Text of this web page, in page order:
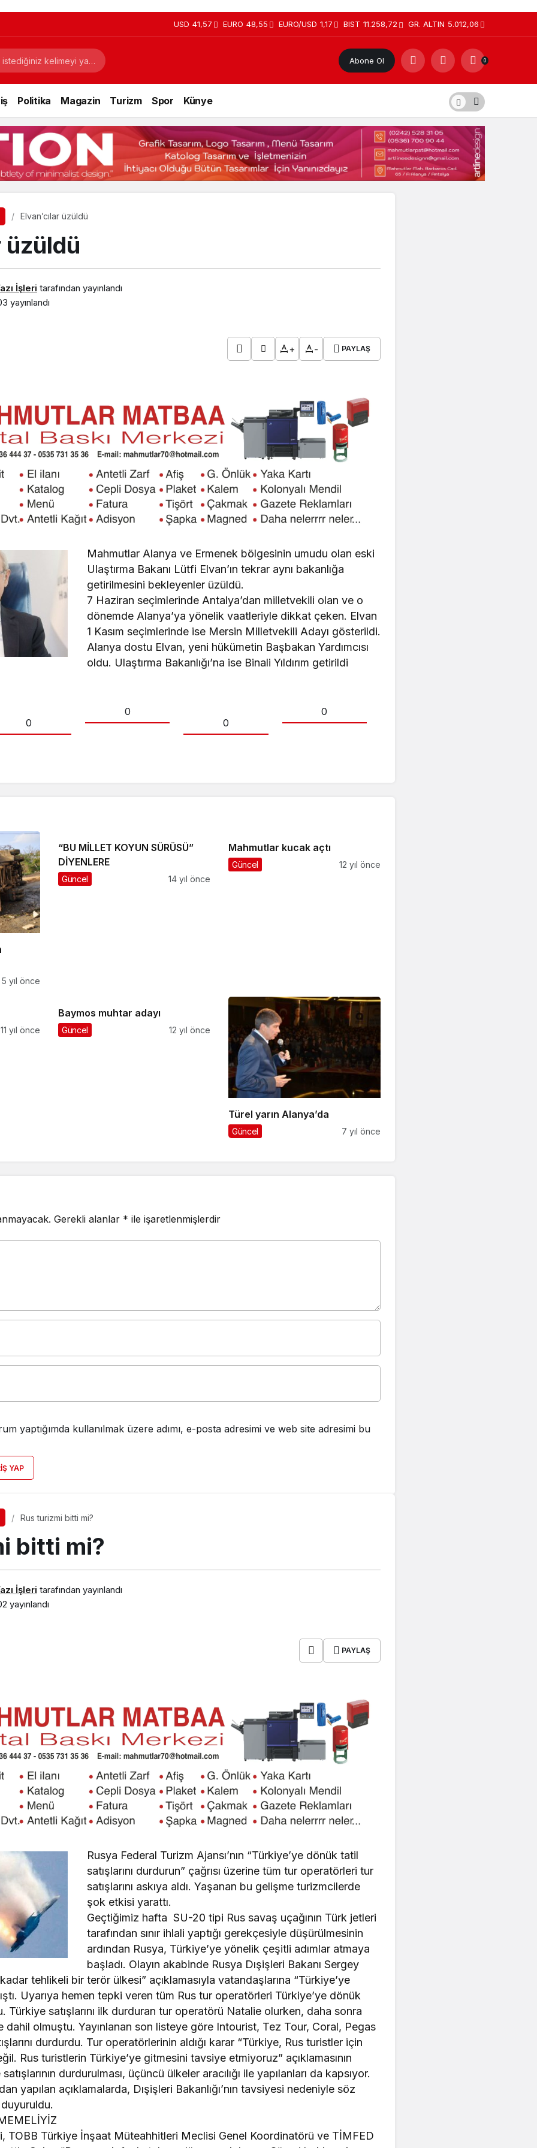
USD 41,57 EURO 48,55 EURO/USD 1,17 BIST 11.258,72 GR. ALTIN 5.012,06
Abone Ol 0
Politika Magazin Turizm Spor Künye
Elvan’cılar üzüldü
üzüldü
İşleri tarafından yayınlandı
yayınlandı
+ - PAYLAŞ
Mahmutlar Alanya ve Ermenek bölgesinin umudu olan eski
Ulaştırma Bakanı Lütfi Elvan’ın tekrar aynı bakanlığa
getirilmesini bekleyenler üzüldü.
7 Haziran seçimlerinde Antalya’dan milletvekili olan ve o
dönemde Alanya’ya yönelik vaatleriyle dikkat çeken. Elvan
1 Kasım seçimlerinde ise Mersin Milletvekili Adayı gösterildi.
Alanya dostu Elvan, yeni hükümetin Başbakan Yardımcısı
oldu. Ulaştırma Bakanlığı’na ise Binali Yıldırım getirildi
0 0 0
0
5 yıl önce
“BU MİLLET KOYUN SÜRÜSÜ”
DİYENLERE
Güncel 14 yıl önce
Mahmutlar kucak açtı
Güncel 12 yıl önce
11 yıl önce
Baymos muhtar adayı
Güncel 12 yıl önce
Türel yarın Alanya’da
Güncel 7 yıl önce
Gerekli alanlar * ile işaretlenmişlerdir
yaptığımda kullanılmak üzere adımı, e-posta adresimi ve web site adresimi bu
YAP
Rus turizmi bitti mi?
bitti mi?
İşleri tarafından yayınlandı
yayınlandı
PAYLAŞ
Rusya Federal Turizm Ajansı’nın “Türkiye’ye dönük tatil
satışlarını durdurun” çağrısı üzerine tüm tur operatörleri tur
satışlarını askıya aldı. Yaşanan bu gelişme turizmcilerde
şok etkisi yarattı.
Geçtiğimiz hafta SU-20 tipi Rus savaş uçağının Türk jetleri
tarafından sınır ihlali yaptığı gerekçesiyle düşürülmesinin
ardından Rusya, Türkiye’ye yönelik çeşitli adımlar atmaya
başladı. Olayın akabinde Rusya Dışişleri Bakanı Sergey
tehlikeli bir terör ülkesi” açıklamasıyla vatandaşlarına “Türkiye’ye
Uyarıya hemen tepki veren tüm Rus tur operatörleri Türkiye’ye dönük
Türkiye satışlarını ilk durduran tur operatörü Natalie olurken, daha sonra
dahil olmuştu. Yayınlanan son listeye göre Intourist, Tez Tour, Coral, Pegas
durdurdu. Tur operatörlerinin aldığı karar “Türkiye, Rus turistler için
Rus turistlerin Türkiye’ye gitmesini tavsiye etmiyoruz” açıklamasının
durdurulması, üçüncü ülkeler aracılığı ile yapılanları da kapsıyor.
yapılan açıklamalarda, Dışişleri Bakanlığı’nın tavsiyesi nedeniyle söz
duyuruldu.
TOBB Türkiye İnşaat Müteahhitleri Meclisi Genel Koordinatörü ve TİMFED